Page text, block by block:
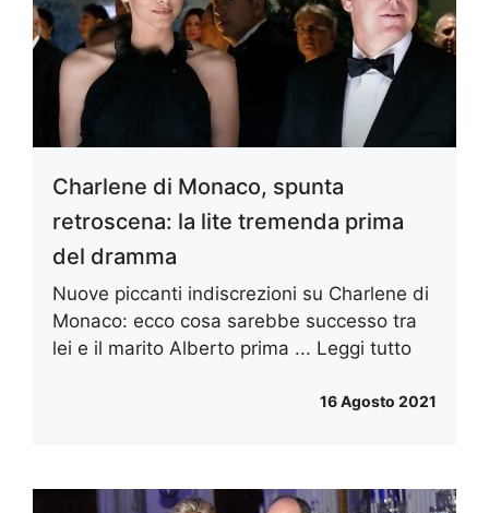
Charlene di Monaco, spunta
retroscena: la lite tremenda prima
del dramma
Nuove piccanti indiscrezioni su Charlene di
Monaco: ecco cosa sarebbe successo tra
lei e il marito Alberto prima ... Leggi tutto
16 Agosto 2021